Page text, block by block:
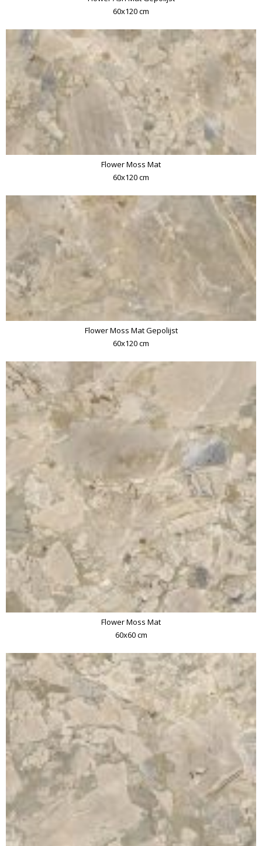
60x120 cm
Flower Moss Mat
60x120 cm
Flower Moss Mat Gepolijst
60x120 cm
Flower Moss Mat
60x60 cm